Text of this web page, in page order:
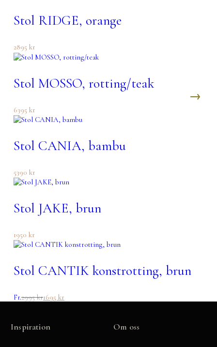
Stol RIDGE, orange
2895 kr
Stol MOSSO, rotting/teak
6395 kr
Stol CANIA, bambu
5390 kr
Stol JAKE, brun
1950 kr
Stol CANTIK konstrotting, brun
Fr.2995kr1695 kr
Inspiration Om oss